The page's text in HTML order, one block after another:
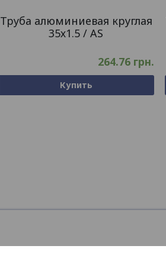
Труба алюминиевая круглая
35х1.5 / AS
264.76 грн.
Купить